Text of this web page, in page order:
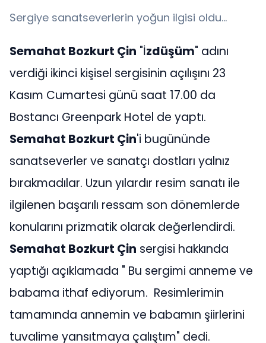
Sergiye sanatseverlerin yoğun ilgisi oldu...
Semahat Bozkurt Çin "İzdüşüm" adını
verdiği ikinci kişisel sergisinin açılışını 23
Kasım Cumartesi günü saat 17.00 da
Bostancı Greenpark Hotel de yaptı.
Semahat Bozkurt Çin'i bugününde
sanatseverler ve sanatçı dostları yalnız
bırakmadılar. Uzun yılardır resim sanatı ile
ilgilenen başarılı ressam son dönemlerde
konularını prizmatik olarak değerlendirdi.
Semahat Bozkurt Çin sergisi hakkında
yaptığı açıklamada " Bu sergimi anneme ve
babama ithaf ediyorum. Resimlerimin
tamamında annemin ve babamın şiirlerini
tuvalime yansıtmaya çalıştım" dedi.